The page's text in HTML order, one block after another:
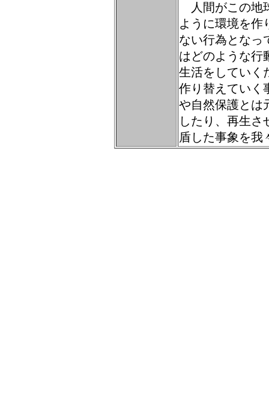
人間がこの地
ように環境を作
ない行為となっ
はどのような
生活をしていく
作り替えていく
や自然保護とは
したり、再生さ
盾した事象を我